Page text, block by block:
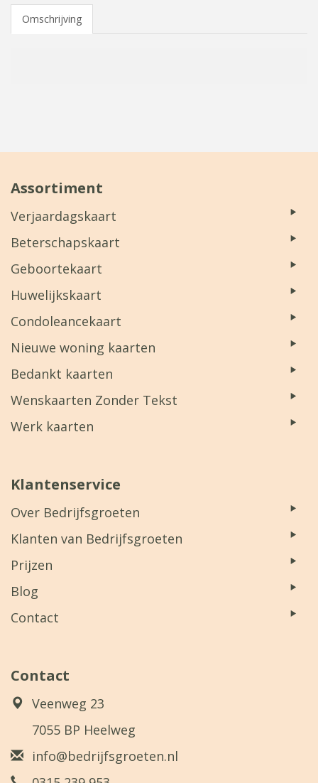
Omschrijving
Assortiment
Verjaardagskaart
Beterschapskaart
Geboortekaart
Huwelijkskaart
Condoleancekaart
Nieuwe woning kaarten
Bedankt kaarten
Wenskaarten Zonder Tekst
Werk kaarten
Klantenservice
Over Bedrijfsgroeten
Klanten van Bedrijfsgroeten
Prijzen
Blog
Contact
Contact
Veenweg 23
7055 BP Heelweg
info@bedrijfsgroeten.nl